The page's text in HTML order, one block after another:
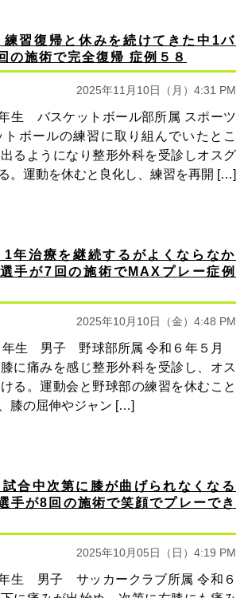
習復帰と休みを続けてきた中1バ
の施術で完全復帰 症例５８
2025年11月10日（月）4:31 PM
生 バスケットボール部所属 スポーツ
ボールの練習に取り組んでいたとこ
るようになり整形外科を受診しオスグ
。運動を休むと良化し、練習を再開 […]
年治療を継続するがよくならなか
手が7回の施術でMAXプレー症例
2025年10月10日（金）4:48 PM
年生 男子 野球部所属 令和６年５月
に痛みを感じ整形外科を受診し、オス
る。運動会と野球部の練習を休むこと
膝の屈伸やジャン […]
合中次第に膝が曲げられなくなる
手が8回の施術で笑顔でプレーでき
2025年10月05日（日）4:19 PM
生 男子 サッカークラブ所属 令和６